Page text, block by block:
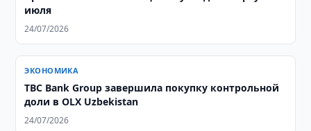
июля
24/07/2026
ЭКОНОМИКА
TBC Bank Group завершила покупку контрольной
доли в OLX Uzbekistan
24/07/2026